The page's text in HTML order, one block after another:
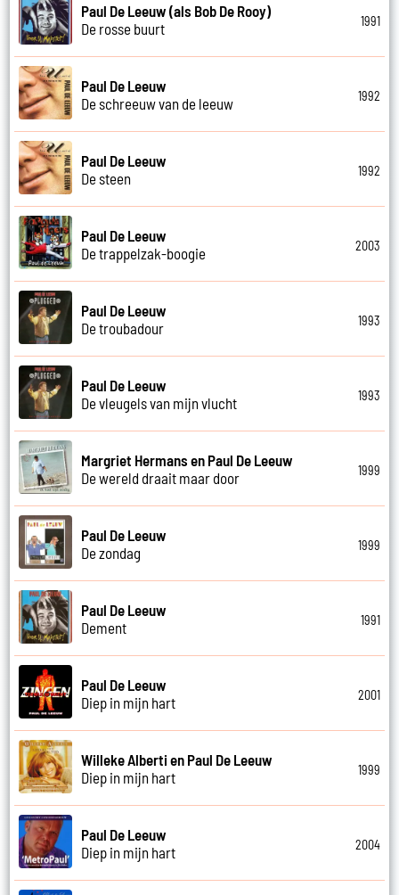
Paul De Leeuw (als Bob De Rooy)
De rosse buurt
1991
Paul De Leeuw
De schreeuw van de leeuw
1992
Paul De Leeuw
De steen
1992
Paul De Leeuw
De trappelzak-boogie
2003
Paul De Leeuw
De troubadour
1993
Paul De Leeuw
De vleugels van mijn vlucht
1993
Margriet Hermans en Paul De Leeuw
De wereld draait maar door
1999
Paul De Leeuw
De zondag
1999
Paul De Leeuw
Dement
1991
Paul De Leeuw
Diep in mijn hart
2001
Willeke Alberti en Paul De Leeuw
Diep in mijn hart
1999
Paul De Leeuw
Diep in mijn hart
2004